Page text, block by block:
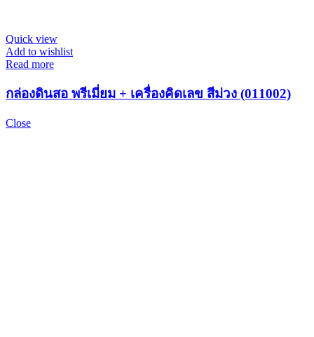
Quick view
Add to wishlist
Read more
กล่องดินสอ พรีเมี่ยม + เครื่องคิดเลข สีม่วง (011002)
Close